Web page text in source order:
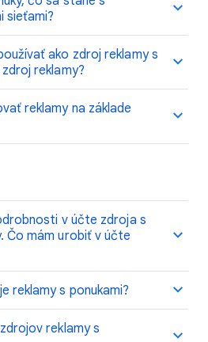
sieťami?
ako zdroj reklamy s
reklamy?
reklamy na základe
v účte zdroja s
Čo mám urobiť v účte
reklamy s ponukami?
reklamy s